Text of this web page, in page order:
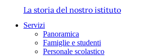
La storia del nostro istituto
Servizi
Panoramica
Famiglie e studenti
Personale scolastico